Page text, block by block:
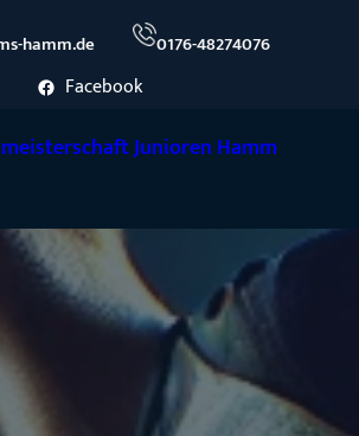
hamm.de 0176-48274076
Facebook
Junioren Hamm